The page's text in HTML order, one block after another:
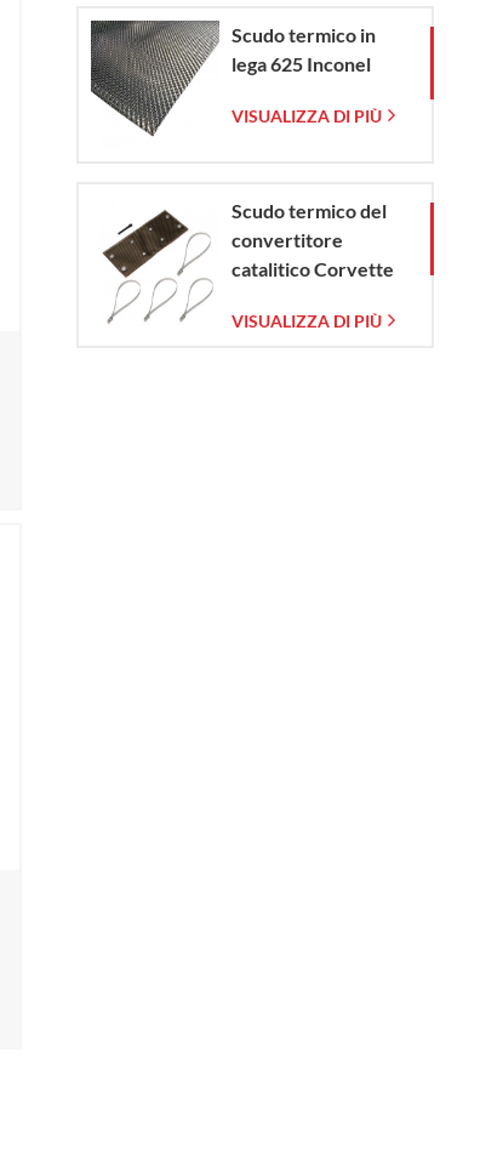
Scudo termico in
lega 625 Inconel
VISUALIZZA DI PIÙ
Scudo termico del
convertitore
catalitico Corvette
VISUALIZZA DI PIÙ